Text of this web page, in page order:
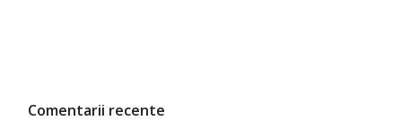
Comentarii recente